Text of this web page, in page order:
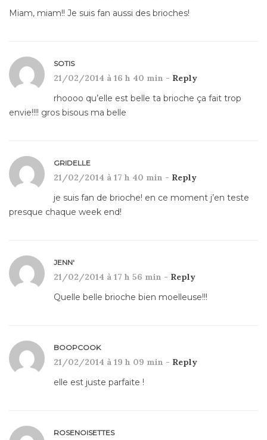
Miam, miam!! Je suis fan aussi des brioches!
SOTIS
21/02/2014 à 16 h 40 min - Reply
rhoooo qu’elle est belle ta brioche ça fait trop
envie!!!! gros bisous ma belle
GRIDELLE
21/02/2014 à 17 h 40 min - Reply
je suis fan de brioche! en ce moment j’en teste
presque chaque week end!
JENN'
21/02/2014 à 17 h 56 min - Reply
Quelle belle brioche bien moelleuse!!!
BOOPCOOK
21/02/2014 à 19 h 09 min - Reply
elle est juste parfaite !
ROSENOISETTES